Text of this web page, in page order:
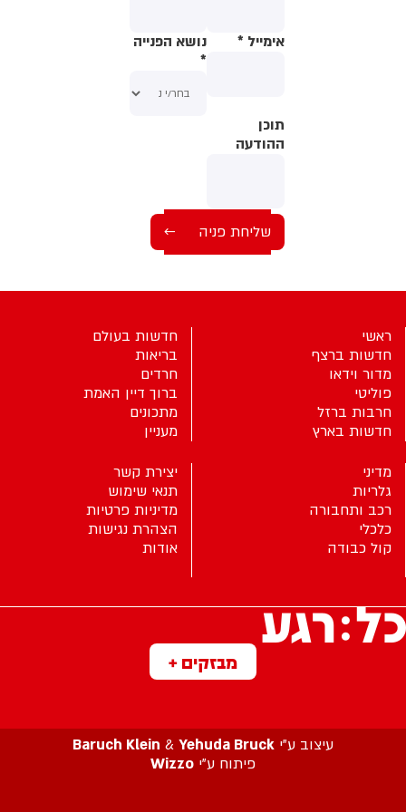
אימייל *
נושא הפנייה
*
תוכן
ההודעה
מבזקים +
ראשי
חדשות ברצף
מדור וידאו
פוליטי
חרבות ברזל
חדשות בארץ
חדשות בעולם
בריאות
חרדים
ברוך דיין האמת
מתכונים
מעניין
מדיני
גלריות
רכב ותחבורה
כלכלי
קול כבודה
יצירת קשר
תנאי שימוש
מדיניות פרטיות
הצהרת נגישות
אודות
עיצוב ע”י Baruch Klein & Yehuda Bruck
פיתוח ע”י Wizzo